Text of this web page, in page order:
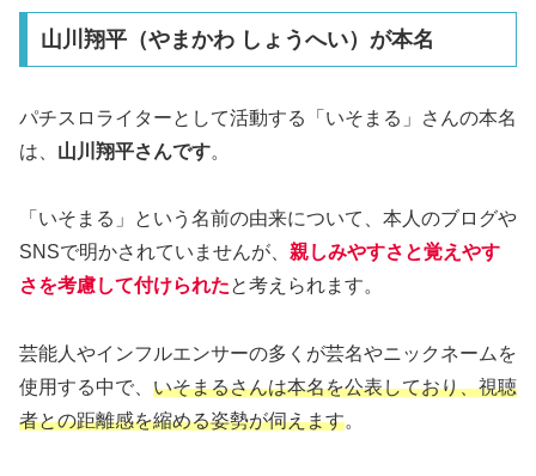
山川翔平（やまかわ しょうへい）が本名
パチスロライターとして活動する「いそまる」さんの本名
は、 山川翔平さんです。
「いそまる」という名前の由来について、本人のブログや
SNSで明かされていませんが、 親しみやすさと覚えやす
さを考慮して付けられたと考えられます。
芸能人やインフルエンサーの多くが芸名やニックネームを
使用する中で、 いそまるさんは本名を公表しており、視聴
者との距離感を縮める姿勢が伺えます。